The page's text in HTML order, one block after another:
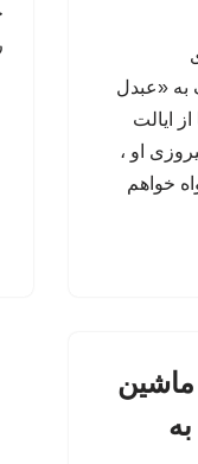
به «عبدل
ایالت
او ،
خواهم
ماشین